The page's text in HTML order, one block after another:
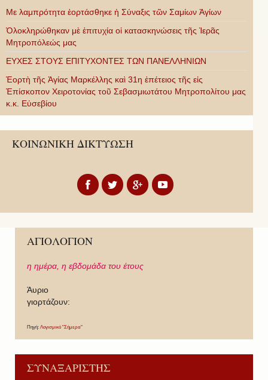
Με λαμπρότητα ἑορτάσθηκε ἡ Σύναξις τῶν Σαμίων Ἁγίων
Ὁλοκληρώθηκαν μὲ ἐπιτυχία οἱ κατασκηνώσεις τῆς Ἱερᾶς
Μητροπόλεώς μας
ΕΥΧΕΣ ΣΤΟΥΣ ΕΠΙΤΥΧΟΝΤΕΣ ΤΩΝ ΠΑΝΕΛΛΗΝΙΩΝ
Ἑορτὴ τῆς Ἁγίας Μαρκέλλης καὶ 31η ἐπέτειος τῆς εἰς
Ἐπίσκοπον Χειροτονίας τοῦ Σεβασμιωτάτου Μητροπολίτου μας
κ.κ. Εὐσεβίου
ΚΟΙΝΩΝΙΚΗ ΔΙΚΤΥΩΣΗ
ΑΓΙΟΛΟΓΙΟΝ
η ημέρα, η εβδομάδα του έτους
Άυριο
γιορτάζουν:
Πηγή: Λογισμικό "Σήμερα"
ΣΥΝΑΞΑΡΙΣΤΗΣ